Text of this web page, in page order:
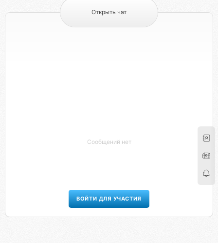
Открыть чат
Сообщений нет
ВОЙТИ ДЛЯ УЧАСТИЯ